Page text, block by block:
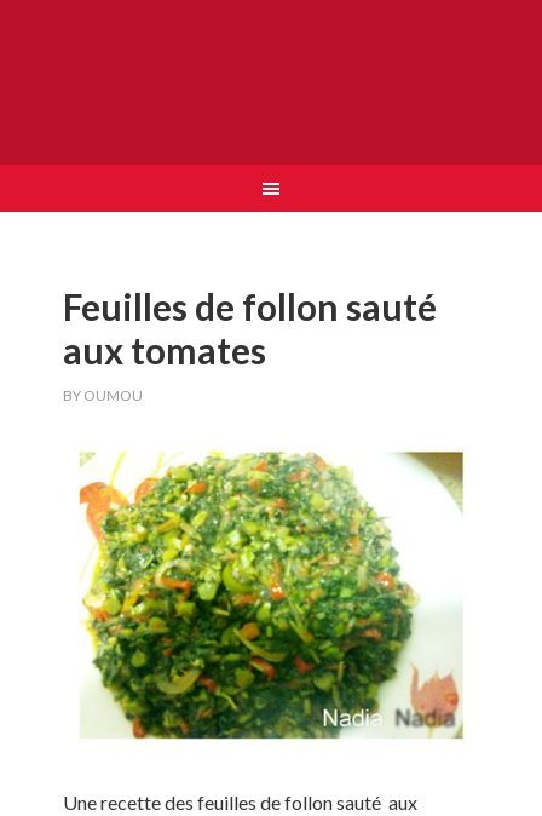
Feuilles de follon sauté
aux tomates
BY OUMOU
Une recette des feuilles de follon sauté aux